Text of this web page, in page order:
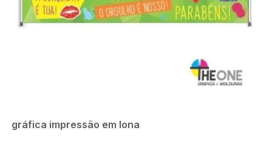
gráfica impressão em lona